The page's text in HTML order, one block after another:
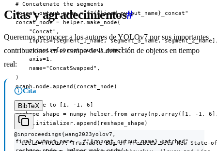
# Concatenate the segments
concat_output_name = f"{sliced_output_name}_concat"
concat_node = helper.make_node(
    "Concat",
inputs=[segment_1_name, segment_3_name,
    outputs=[concat_output_name],
    axis=1,
    name="ConcatSwapped",
)
graph.node.append(concat_node)
# Reshape to [1, -1, 6]
reshape_shape = numpy_helper.from_array(np.array([1, -1,
graph.initializer.append(reshape_shape)
final_output_name = f"{concat_output_name}_batched"
Citas y agradecimientos#
Queremos reconocer a los autores de YOLOv7 por sus importantes
contribuciones en el campo de la detección de objetos en tiempo
real:
Cita
BibTeX
@inproceedings{wang2023yolov7,
title={YOLOv7: Trainable Bag-of-Freebies Sets New State-